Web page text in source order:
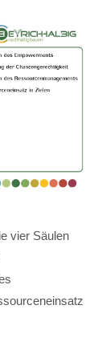
vier Säulen